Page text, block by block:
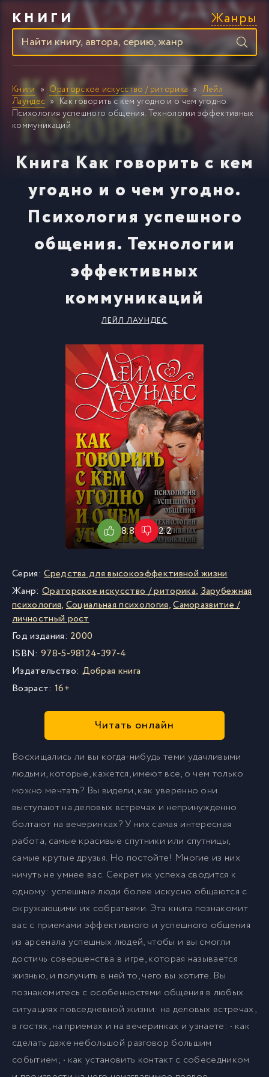
КНИГИ Жанры
Книги Ораторское искусство / риторика
Лейл
Лаундес
Как говорить с кем угодно и о чем угодно.
Психология успешного общения. Технологии эффективных
коммуникаций
Книга Как говорить с кем
угодно и о чем угодно.
Психология успешного
общения. Технологии
эффективных
коммуникаций
ЛЕЙЛ ЛАУНДЕС
8.8 2.2
Серия: Средства для высокоэффективной жизни
Жанр: Ораторское искусство / риторика,Зарубежная
психология,Социальная психология,Саморазвитие /
личностный рост
Год издания: 2000
ISBN: 978-5-98124-397-4
Издательство: Добрая книга
Возраст: 16+
Читать онлайн
Восхищались ли вы когда-нибудь теми удачливыми
людьми, которые, кажется, имеют все, о чем только
можно мечтать? Вы видели, как уверенно они
выступают на деловых встречах и непринужденно
болтают на вечеринках? У них самая интересная
работа, самые красивые спутники или спутницы,
самые крутые друзья. Но постойте! Многие из них
ничуть не умнее вас. Секрет их успеха сводится к
одному: успешные люди более искусно общаются с
окружающими их собратьями. Эта книга познакомит
вас с приемами эффективного и успешного общения
из арсенала успешных людей, чтобы и вы смогли
достичь совершенства в игре, которая называется
жизнью, и получить в ней то, чего вы хотите. Вы
познакомитесь с особенностями общения в любых
ситуациях повседневной жизни: на деловых встречах,
в гостях, на приемах и на вечеринках и узнаете: • как
сделать даже небольшой разговор большим
событием; • как установить контакт с собеседником